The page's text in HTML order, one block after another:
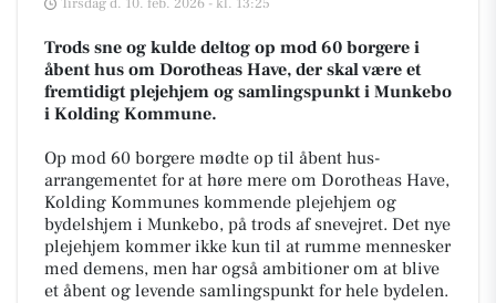
Trods sne og kulde deltog op mod 60 borgere i
åbent hus om Dorotheas Have, der skal være et
fremtidigt plejehjem og samlingspunkt i Munkebo
i Kolding Kommune.
Op mod 60 borgere mødte op til åbent hus-
arrangementet for at høre mere om Dorotheas Have,
Kolding Kommunes kommende plejehjem og
bydelshjem i Munkebo, på trods af snevejret. Det nye
plejehjem kommer ikke kun til at rumme mennesker
med demens, men har også ambitioner om at blive
et åbent og levende samlingspunkt for hele bydelen.